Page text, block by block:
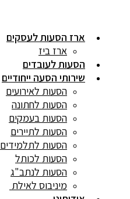
ארז הסעות לעסקים
ארז ביז
הסעות לעובדים
שירותי הסעה ייחודיים
הסעות לאירועים
הסעות לחתונה
הסעות בעמקים
הסעות לתיירים
הסעות לתלמידים
הסעות לכותל
הסעות לנתב"ג
מיניבוס לאילת